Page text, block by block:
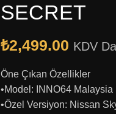
SECRET
₺2,499.00 KDV
Öne Çıkan Özellikler
•Model: INNO64
•Özel Versiyon: Nissan